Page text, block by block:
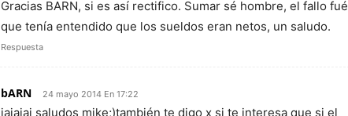
Gracias BARN, si es así rectifico. Sumar sé hombre, el fallo fué
que tenía entendido que los sueldos eran netos, un saludo.
Respuesta
bARN 24 mayo 2014 En 17:22
jajajaj saludos mike;)también te digo x si te interesa que si el